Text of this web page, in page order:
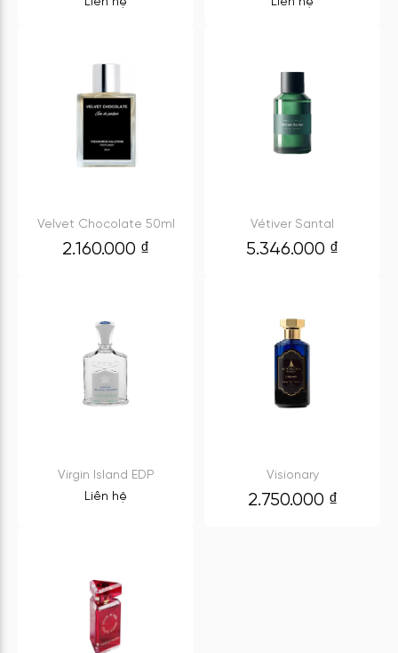
Velvet Chocolate 50ml
2.160.000 ₫
Vétiver Santal
5.346.000 ₫
Virgin Island EDP
Liên hệ
Visionary
2.750.000 ₫